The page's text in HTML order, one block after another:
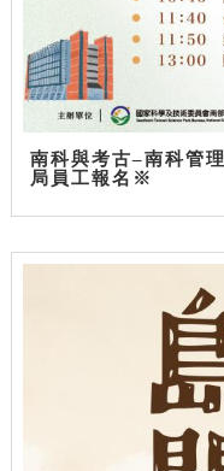
南科與考古–南科管
局員工報名※